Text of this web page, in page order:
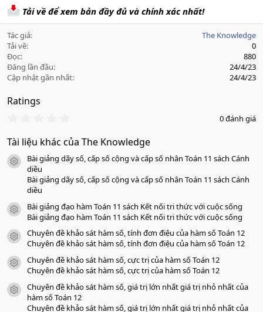
Tải về để xem bản đầy đủ và chính xác nhất!
Tác giả
The Knowledge
Tải về
0
Đọc
880
Đăng lần đầu
24/4/23
Cập nhật gần nhất
24/4/23
Ratings
0
0
a
0 đánh giá
Tài liệu khác của The Knowledge
icon tài liệu
Bài giảng dãy số, cấp số cộng và cấp số nhân Toán 11 sách Cánh
diều
Bài giảng dãy số, cấp số cộng và cấp số nhân Toán 11 sách Cánh
diều
icon tài liệu
Bài giảng đạo hàm Toán 11 sách Kết nối tri thức với cuộc sống
Bài giảng đạo hàm Toán 11 sách Kết nối tri thức với cuộc sống
icon tài liệu
Chuyên đề khảo sát hàm số, tính đơn điệu của hàm số Toán 12
Chuyên đề khảo sát hàm số, tính đơn điệu của hàm số Toán 12
icon tài liệu
Chuyên đề khảo sát hàm số, cực trị của hàm số Toán 12
Chuyên đề khảo sát hàm số, cực trị của hàm số Toán 12
icon tài liệu
Chuyên đề khảo sát hàm số, giá trị lớn nhất giá trị nhỏ nhất của
hàm số Toán 12
Chuyên đề khảo sát hàm số, giá trị lớn nhất giá trị nhỏ nhất của